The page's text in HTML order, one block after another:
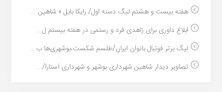
هفته بیست و هشتم لیگ دسته اول/ رایکا بابل 0 شاهین ...
ابلاغ داوری برای زاهدی فرد و رستمی در هفته بیستم ل...
لیگ برتر فوتبال بانوان ایران/طلسم شکست،بوشهری‌ها ب...
تصاویر دیدار شاهین شهرداری بوشهر و شهرداری آستارا/...